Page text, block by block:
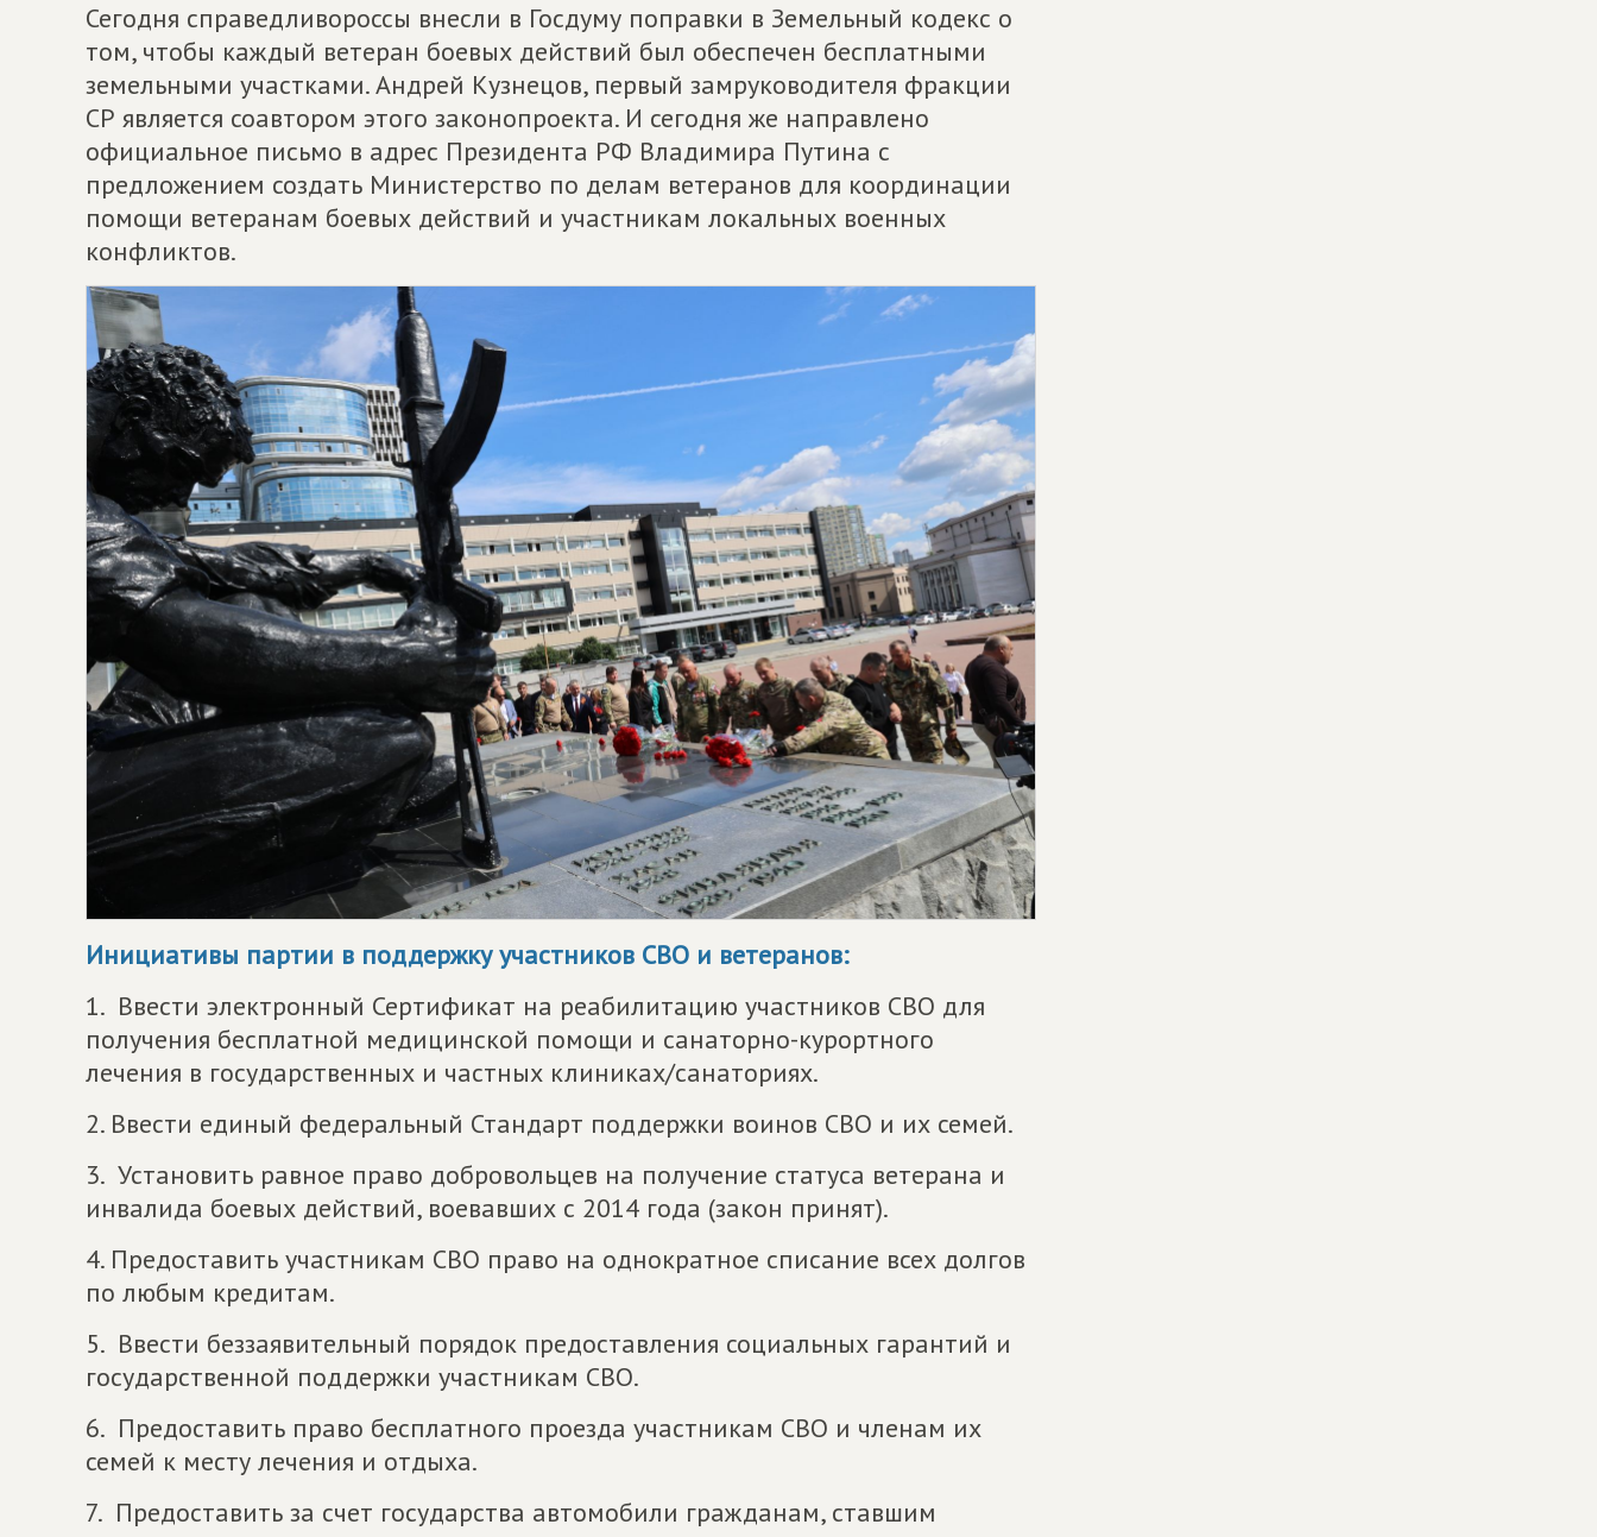
Сегодня справедливороссы внесли в Госдуму поправки в Земельный кодекс о
том, чтобы каждый ветеран боевых действий был обеспечен бесплатными
земельными участками. Андрей Кузнецов, первый замруководителя фракции
СР является соавтором этого законопроекта. И сегодня же направлено
официальное письмо в адрес Президента РФ Владимира Путина с
предложением создать Министерство по делам ветеранов для координации
помощи ветеранам боевых действий и участникам локальных военных
конфликтов.
Инициативы партии в поддержку участников СВО и ветеранов:
1. Ввести электронный Сертификат на реабилитацию участников СВО для
получения бесплатной медицинской помощи и санаторно-курортного
лечения в государственных и частных клиниках/санаториях.
2. Ввести единый федеральный Стандарт поддержки воинов СВО и их семей.
3. Установить равное право добровольцев на получение статуса ветерана и
инвалида боевых действий, воевавших с 2014 года (закон принят).
4. Предоставить участникам СВО право на однократное списание всех долгов
по любым кредитам.
5. Ввести беззаявительный порядок предоставления социальных гарантий и
государственной поддержки участникам СВО.
6. Предоставить право бесплатного проезда участникам СВО и членам их
семей к месту лечения и отдыха.
7. Предоставить за счет государства автомобили гражданам, ставшим